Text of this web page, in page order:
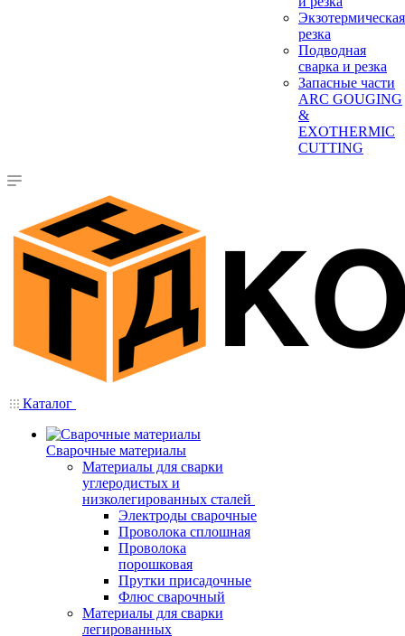
Экзотермическая
резка
Подводная
сварка и резка
Запасные части
ARC GOUGING
&
EXOTHERMIC
CUTTING
Каталог
Сварочные материалы
Материалы для сварки
углеродистых и
низколегированных сталей
Электроды сварочные
Проволока сплошная
Проволока
порошковая
Прутки присадочные
Флюс сварочный
Материалы для сварки
легированных